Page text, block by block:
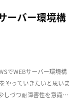
ーバー環境構
でWEBサーバー環境構
やっていきたいと思いま
しづつ耐障害性を意識し